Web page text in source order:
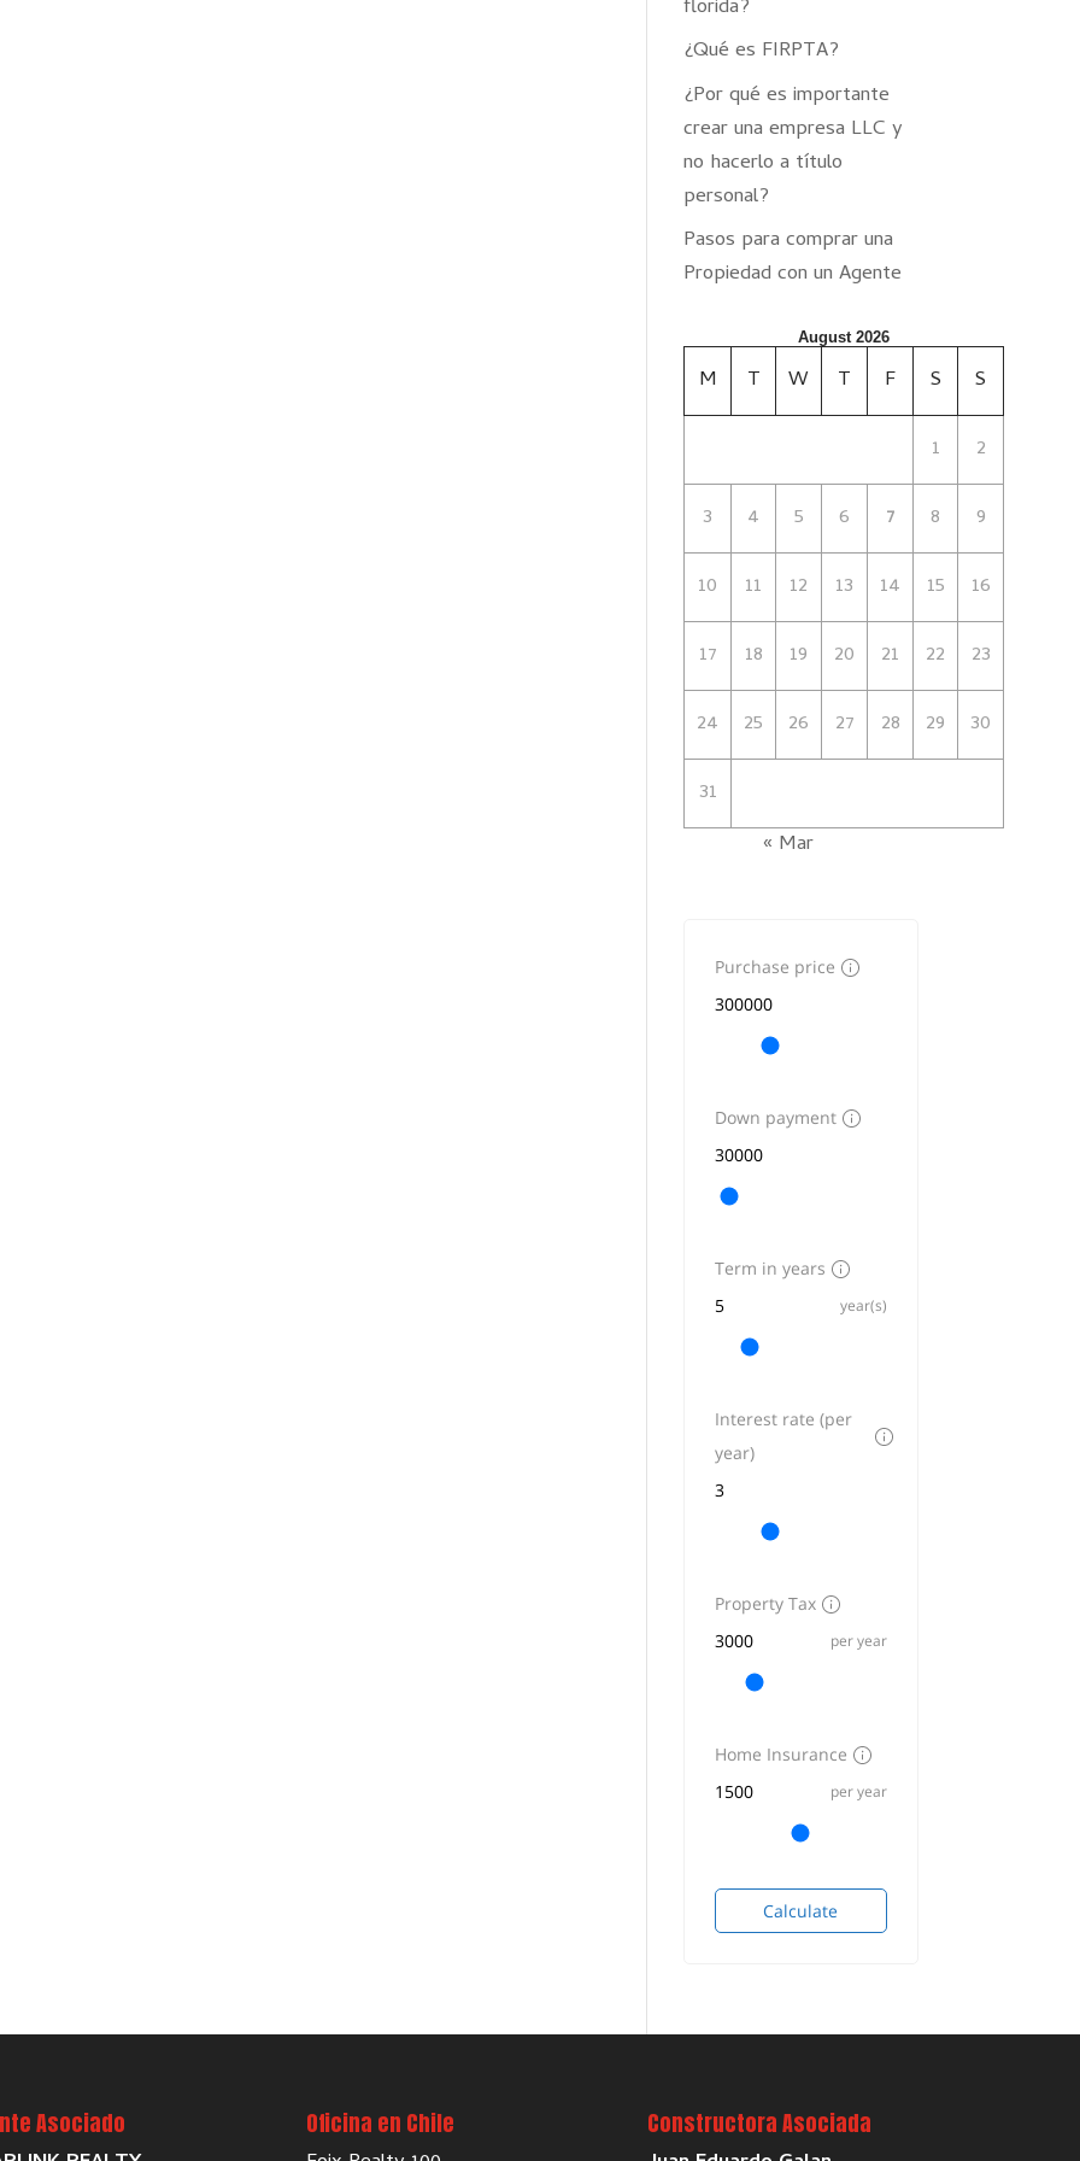
florida?
¿Qué es FIRPTA?
¿Por qué es importante
crear una empresa LLC y
no hacerlo a título
personal?
Pasos para comprar una
Propiedad con un Agente
August 2026
M T W T F S S
1 2
3 4 5 6 7 8 9
10 11 12 13 14 15 16
17 18 19 20 21 22 23
24 25 26 27 28 29 30
31
« Mar
Purchase price
Down payment
Term in years
year(s)
Interest rate (per
year)
Property Tax
per year
Home Insurance
per year
Calculate
Asociado Oficina en Chile Constructora Asociada